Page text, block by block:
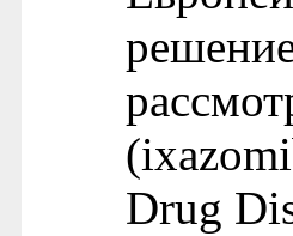
Drug